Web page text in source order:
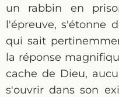
un rabbin en
l'épreuve, s'étonne
qui sait
la réponse
cache de Dieu,
s'ouvrir dans son